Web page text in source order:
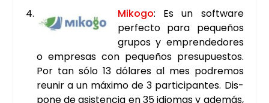
Miko­go: Es un soft­wa­re
per­fec­to para peque­ños
gru­pos y empren­de­do­res
o empre­sas con peque­ños pre­su­pues­tos.
Por tan sólo 13 dóla­res al mes podre­mos
reu­nir a un máxi­mo de 3 par­ti­ci­pan­tes. Dis­
po­ne de asis­ten­cia en 35 idio­mas y ade­más,